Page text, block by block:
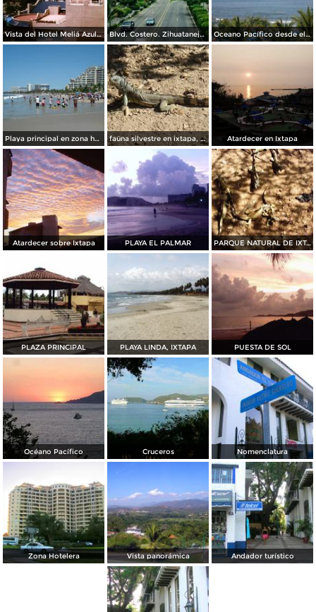
Vista del Hotel Meliá Azul Ixtapa, Gro. 2008 Blvd. Costero. Zihuatanejo, Guerrero Oceano Pacífico desde el Hotel Gran Melia Azul Ixtapa.
Playa principal en zona hotelera 1 de ixtapa faúna silvestre en ixtapa, iguana Atardecer en Ixtapa
Atardecer sobre Ixtapa PLAYA EL PALMAR PARQUE NATURAL DE IXTAPA
PLAZA PRINCIPAL PLAYA LINDA, IXTAPA PUESTA DE SOL
Océano Pacífico Cruceros Nomenclatura
Zona Hotelera Vista panorámica Andador turístico